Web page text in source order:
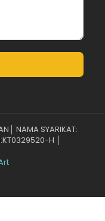
NAMA SYARIKAT:
H │